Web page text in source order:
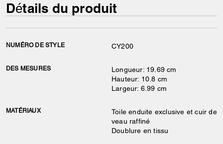
Détails du produit
NUMÉRO DE STYLE CY200
DES MESURES
Longueur: 19.69 cm
Hauteur: 10.8 cm
Largeur: 6.99 cm
MATÉRIAUX
Toile enduite exclusive et cuir de
veau raffiné
Doublure en tissu